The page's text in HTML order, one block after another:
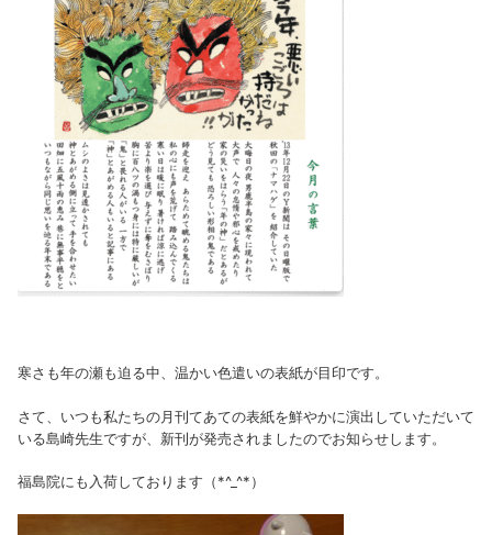
寒さも年の瀬も迫る中、温かい色遣いの表紙が目印です。
さて、いつも私たちの月刊てあての表紙を鮮やかに演出していただいて
いる島崎先生ですが、新刊が発売されましたのでお知らせします。
福島院にも入荷しております（*^_^*）